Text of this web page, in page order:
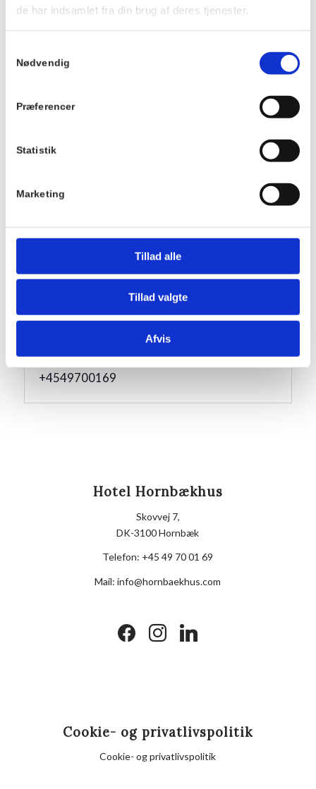
de har indsamlet fra din brug af deres tjenester.
Nødvendig
Præferencer
Statistik
Marketing
Tillad alle
Tillad valgte
Afvis
Du kan se menuen HER.
Info
18. juni 2026
19:00 - 21:00
Fællesspisning
Pris:
Sted
Telefon
+4549700169
Hotel Hornbækhus
Skovvej 7,
DK-3100 Hornbæk
Telefon: +45 49 70 01 69
Mail:info@hornbaekhus.com
facebookinstagramlinkedin
Cookie- og privatlivspolitik
Cookie- og privatlivspolitik